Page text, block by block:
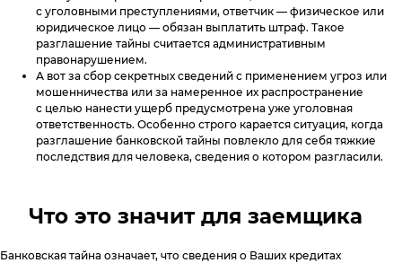
с уголовными преступлениями, ответчик — физическое или
юридическое лицо — обязан выплатить штраф. Такое
разглашение тайны считается административным
правонарушением.
А вот за сбор секретных сведений с применением угроз или
мошенничества или за намеренное их распространение
с целью нанести ущерб предусмотрена уже уголовная
ответственность. Особенно строго карается ситуация, когда
разглашение банковской тайны повлекло для себя тяжкие
последствия для человека, сведения о котором разгласили.
Что это значит для заемщика
Банковская тайна означает, что сведения о Ваших кредитах